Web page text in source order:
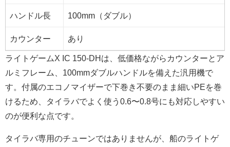
ハンドル長 100mm（ダブル）
カウンター あり
ライトゲームX IC 150-DHは、低価格ながらカウンターとア
ルミフレーム、100mmダブルハンドルを備えた汎用機で
す。付属のエコノマイザーで下巻き不要のまま細いPEを巻
けるため、タイラバでよく使う0.6〜0.8号にも対応しやすい
のが便利な点です。
タイラバ専用のチューンではありませんが、船のライトゲ